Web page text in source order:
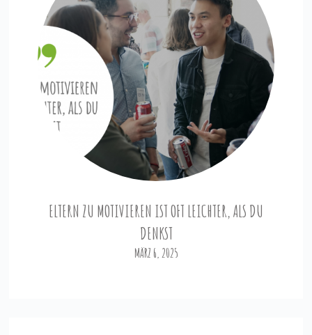
ELTERN ZU MOTIVIEREN IST OFT LEICHTER, ALS DU
DENKST
MÄRZ 6, 2025